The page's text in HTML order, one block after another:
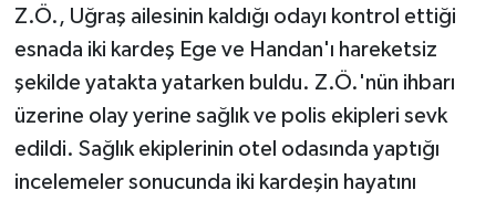
Z.Ö., Uğraş ailesinin kaldığı odayı kontrol ettiği
esnada iki kardeş Ege ve Handan'ı hareketsiz
şekilde yatakta yatarken buldu. Z.Ö.'nün ihbarı
üzerine olay yerine sağlık ve polis ekipleri sevk
edildi. Sağlık ekiplerinin otel odasında yaptığı
incelemeler sonucunda iki kardeşin hayatını